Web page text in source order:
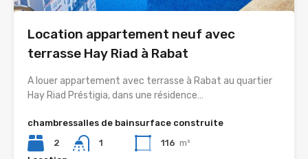
Location appartement neuf avec
terrasse Hay Riad à Rabat
A louer appartement avec terrasse à Rabat au quartier
Hay Riad Préstigia, dans une résidence…
chambres
2
salles de bain
1
surface construite
116 m²